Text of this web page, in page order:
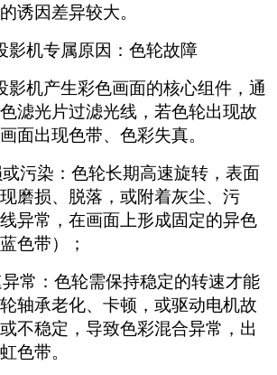
诱因差异较大。
影机专属原因：色轮故障
影机产生彩色画面的核心组件，通
滤光片过滤光线，若色轮出现故
面出现色带、色彩失真。
污染：色轮长期高速旋转，表面
磨损、脱落，或附着灰尘、污
异常，在画面上形成固定的异色
色带）；
常：色轮需保持稳定的转速才能
轴承老化、卡顿，或驱动电机故
不稳定，导致色彩混合异常，出
色带。